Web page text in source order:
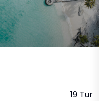
19 Tur